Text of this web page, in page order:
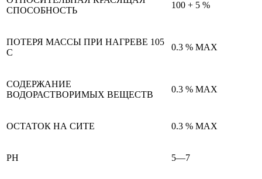
СПОСОБНОСТЬ
100 + 5 %
ПОТЕРЯ МАССЫ ПРИ НАГРЕВЕ 105
С
0.3 % MAX
СОДЕРЖАНИЕ
ВОДОРАСТВОРИМЫХ ВЕЩЕСТВ
0.3 % MAX
ОСТАТОК НА СИТЕ 0.3 % MAX
РН 5—7